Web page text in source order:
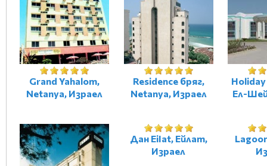
Grand Yahalom,
Netanya, Израел
Residence бряг,
Netanya, Израел
Ел-
Дан EiIat, Ейлат,
Израел